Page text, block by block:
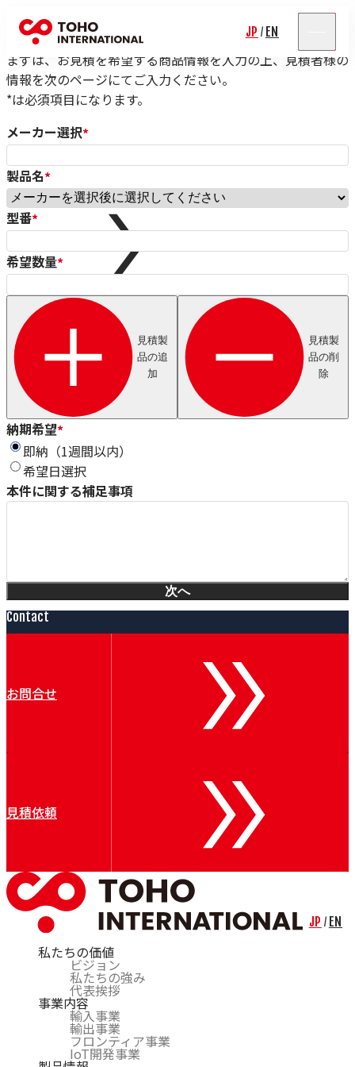
JP / EN
見積依頼フォーム
まずは、お見積を希望する商品情報を入力の上、見積者様の
情報を次のページにてご入力ください。
*は必須項目になります。
メーカー選択*
Rolf Schlicht
Niwar
Pressure Welding Machines（PWM）
エス.エー.ジャパン
Fort Wayne Wire Die
Proton Products
Paramount Die
Axjo
HUESTIS
Sjogren
泉ダイス
GECA-TAPES
Witechs
ピュアオンジャパン
Magnetic Technologies
Mobac
CERSA-MCI
Lian
製品名*
型番*
希望数量*
見積製
品の追
加
見積製
品の削
除
納期希望*
即納（1週間以内）
希望日選択
本件に関する補足事項
次へ
Contact
お問合せ
見積依頼
私たちの価値
ビジョン
私たちの強み
代表挨拶
事業内容
輸入事業
輸出事業
フロンティア事業
IoT開発事業
JP / EN